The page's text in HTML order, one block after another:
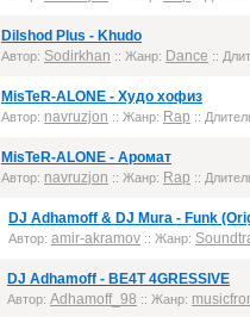
Dilshod Plus - Khudo
Автор: Sodirkhan :: Жанр: Dance ::
MisTeR-ALONE - Худо хофиз
Автор: navruzjon :: Жанр: Rap ::
MisTeR-ALONE - Аромат
Автор: navruzjon :: Жанр: Rap ::
DJ Adhamoff & DJ Mura - Funk
Автор: amir-akramov :: Жанр:
DJ Adhamoff - BE4T 4GRESSIVE
Автор: Adhamoff_98 :: Жанр: